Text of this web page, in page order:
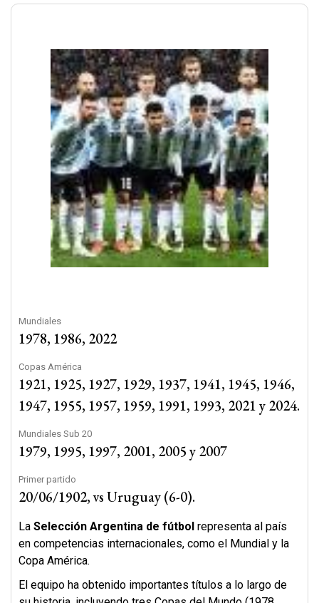
Mundiales
1978, 1986, 2022
Copas América
1921, 1925, 1927, 1929, 1937, 1941, 1945, 1946,
1947, 1955, 1957, 1959, 1991, 1993, 2021 y 2024.
Mundiales Sub 20
1979, 1995, 1997, 2001, 2005 y 2007
Primer partido
20/06/1902, vs Uruguay (6-0).
La Selección Argentina de fútbol representa al país
en competencias internacionales, como el Mundial y la
Copa América.
El equipo ha obtenido importantes títulos a lo largo de